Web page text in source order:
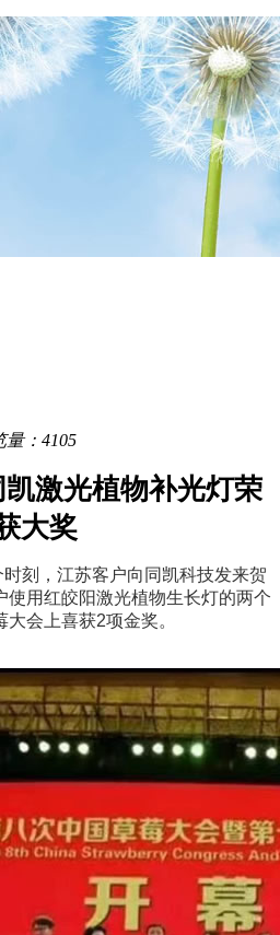
量：4105
激光植物补光灯荣
大奖
刻，江苏客户向同凯科技发来贺
使用红皎阳激光植物生长灯的两个
会上喜获2项金奖。